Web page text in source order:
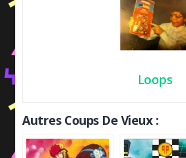
Loops
Autres Coups De Vieux :